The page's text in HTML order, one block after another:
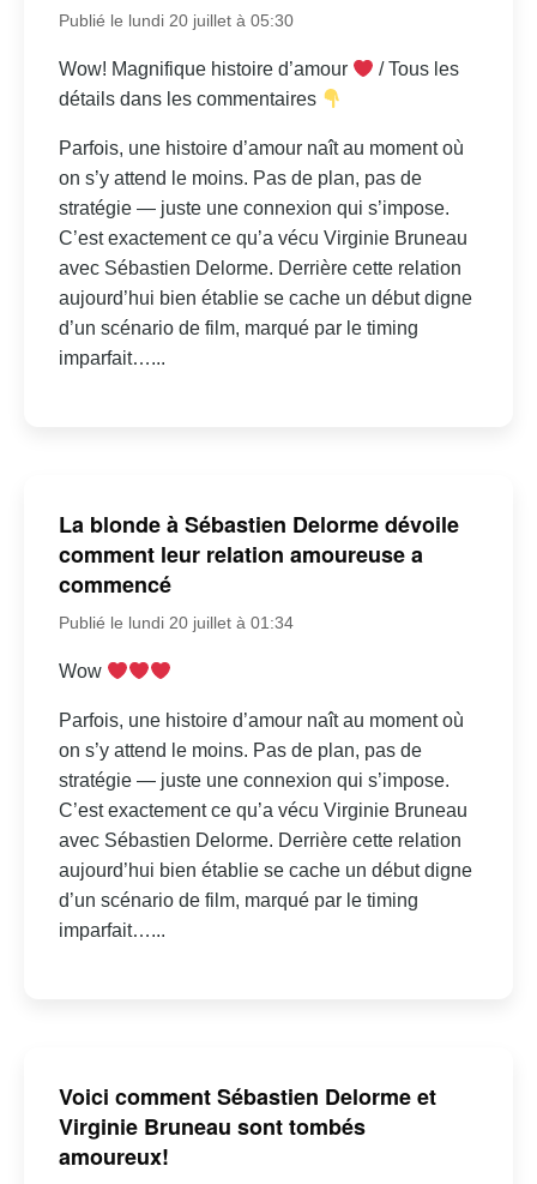
Publié le lundi 20 juillet à 05:30
Wow! Magnifique histoire d’amour
/ Tous les
détails dans les commentaires
Parfois, une histoire d’amour naît au moment où
on s’y attend le moins. Pas de plan, pas de
stratégie — juste une connexion qui s’impose.
C’est exactement ce qu’a vécu Virginie Bruneau
avec Sébastien Delorme. Derrière cette relation
aujourd’hui bien établie se cache un début digne
d’un scénario de film, marqué par le timing
imparfait…...
La blonde à Sébastien Delorme dévoile
comment leur relation amoureuse a
commencé
Publié le lundi 20 juillet à 01:34
Wow
Parfois, une histoire d’amour naît au moment où
on s’y attend le moins. Pas de plan, pas de
stratégie — juste une connexion qui s’impose.
C’est exactement ce qu’a vécu Virginie Bruneau
avec Sébastien Delorme. Derrière cette relation
aujourd’hui bien établie se cache un début digne
d’un scénario de film, marqué par le timing
imparfait…...
Voici comment Sébastien Delorme et
Virginie Bruneau sont tombés
amoureux!